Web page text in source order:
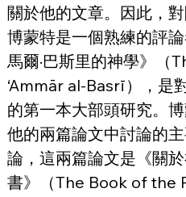
關於他的文章。因此，
博蒙特是一個熟練的評
馬爾·巴斯里的神學》（
‘Ammār al-Basrī），是
的第一本大部頭研究。
他的兩篇論文中討論的
論，這兩篇論文是《關
書》（The Book of